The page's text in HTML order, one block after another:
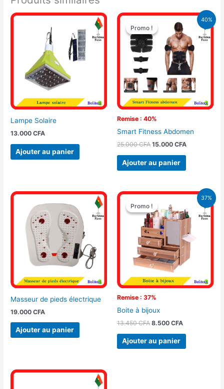
Lampe Solaire
13.000CFA
Ajouter au panier
40%
Promo !
Remise : 40%
Promo !
Smart Fitness Abdomen
25.000CFA
Le
prix
initial
était :
25.000 CFA.
15.000 CFA
Le
prix
actuel
est :
15.000 CFA.
Ajouter au panier
Masseur de pieds électrique
19.000CFA
Ajouter au panier
37%
Promo !
Remise : 37%
Promo !
Boite à bijoux
13.450CFA
Le
prix
initial
était :
13.450 CFA.
8.500 CFA
Le
actuel
est :
8.500 CFA.
Ajouter au panier